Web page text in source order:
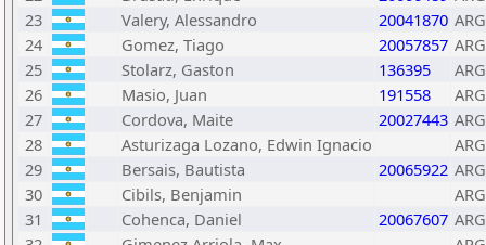
23
Valery, Alessandro 20041870 ARG
24
Gomez, Tiago 20057857 ARG
25
Stolarz, Gaston 136395
ARG
26
Masio, Juan 191558
ARG
27
Cordova, Maite 20027443 ARG
28
Asturizaga Lozano, Edwin Ignacio
ARG
29
Bersais, Bautista 20065922 ARG
30
Cibils, Benjamin
ARG
31
Cohenca, Daniel 20067607 ARG